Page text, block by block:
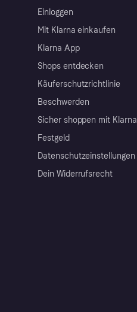
Einloggen
Mit Klarna einkaufen
Klarna App
Shops entdecken
Käuferschutzrichtlinie
Beschwerden
Sicher shoppen mit Klarna
Festgeld
Datenschutzeinstellungen
Dein Widerrufsrecht